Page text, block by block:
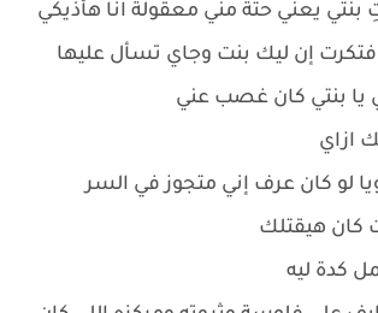
بنتي يعني حتة مني معقولة انا هأذيكي
إن ليك بنت وجاي تسأل عليها
يا بنتي كان غصب عني
لو كان عرف إني متجوز في السر
كان هيقتلك
كدة ليه